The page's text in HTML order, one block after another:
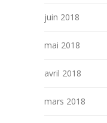
juin 2018
mai 2018
avril 2018
mars 2018